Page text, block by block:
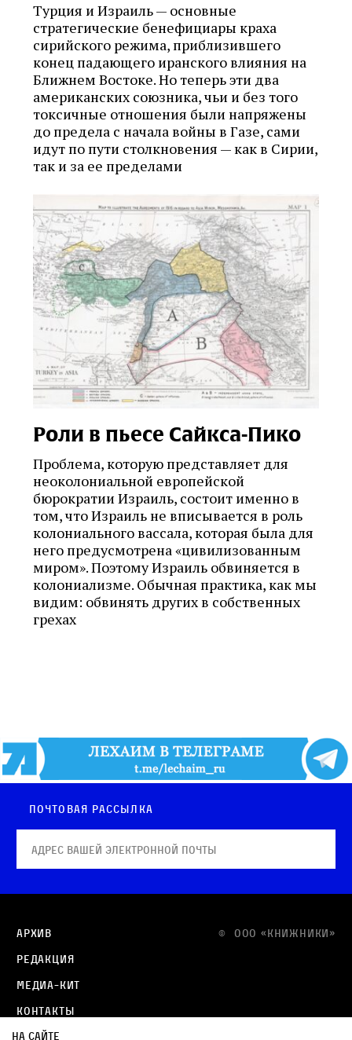
Турция и Израиль — основные
стратегические бенефициары краха
сирийского режима, приблизившего
конец падающего иранского влияния на
Ближнем Востоке. Но теперь эти два
американских союзника, чьи и без того
токсичные отношения были напряжены
до предела с начала войны в Газе, сами
идут по пути столкновения — как в Сирии,
так и за ее пределами
Роли в пьесе Сайкса-Пико
Проблема, которую представляет для
неоколониальной европейской
бюрократии Израиль, состоит именно в
том, что Израиль не вписывается в роль
колониального вассала, которая была для
него предусмотрена «цивилизованным
миром». Поэтому Израиль обвиняется в
колониализме. Обычная практика, как мы
видим: обвинять других в собственных
грехах
Почтовая рассылка
© OOO «КНИЖНИКИ»
Архив
Редакция
Медиа-кит
Контакты
Политика в отношении обработки персональных
На сайте